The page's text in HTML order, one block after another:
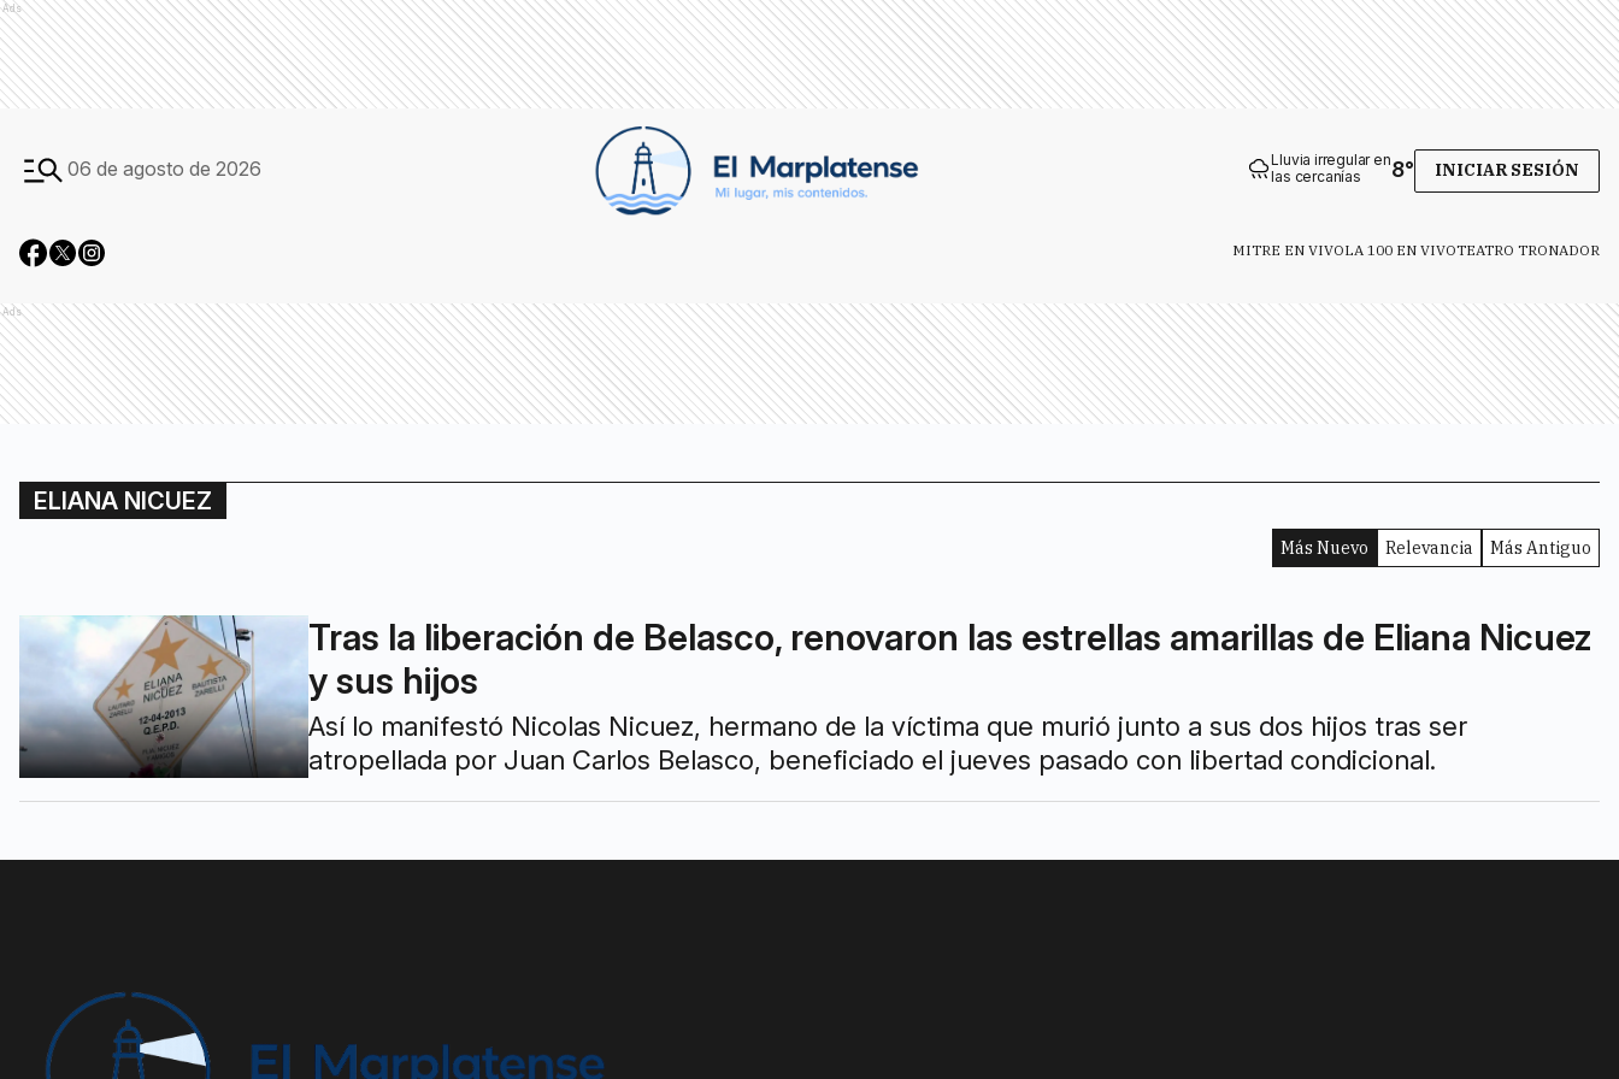
Ads
06 de agosto de 2026
Lluvia irregular en
las cercanías
8° INICIAR SESIÓN
MITRE EN VIVOLA 100 EN VIVOTEATRO TRONADOR
Ads
ELIANA NICUEZ
Más Nuevo Relevancia Más Antiguo
Tras la liberación de Belasco, renovaron las estrellas amarillas de Eliana Nicuez
y sus hijos
Así lo manifestó Nicolas Nicuez, hermano de la víctima que murió junto a sus dos hijos tras ser
atropellada por Juan Carlos Belasco, beneficiado el jueves pasado con libertad condicional.